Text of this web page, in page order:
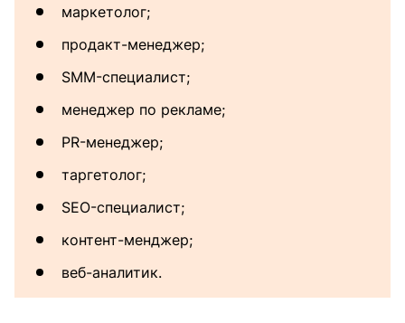
маркетолог;
продакт-менеджер;
SMM-специалист;
менеджер по рекламе;
PR-менеджер;
таргетолог;
SEO-специалист;
контент-менджер;
веб-аналитик.